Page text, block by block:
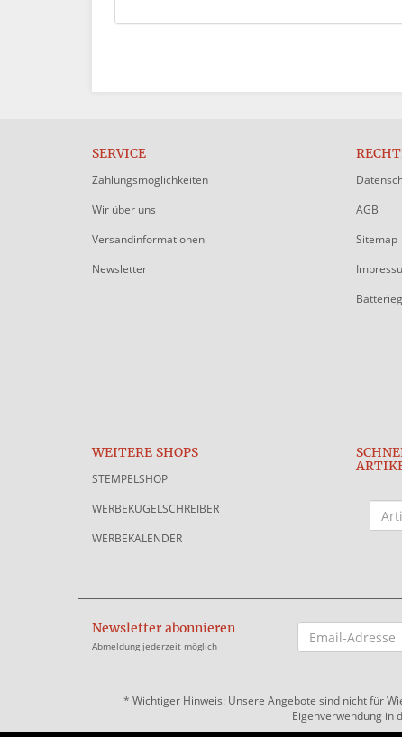
SERVICE
Zahlungsmöglichkeiten
Wir über uns
Versandinformationen
Newsletter
AGB
Sitemap
WEITERE SHOPS
STEMPELSHOP
WERBEKUGELSCHREIBER
WERBEKALENDER
Newsletter abonnieren
Abmeldung jederzeit möglich
EMAIL-
ADRESSE
* Wichtiger Hinweis: Unsere Angebote sind nicht für
Eigenverwendung in